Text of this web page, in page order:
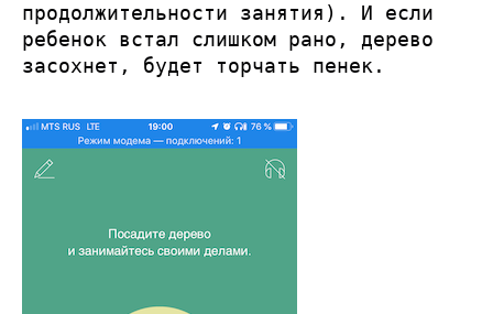
продолжительности занятия). И если
ребенок встал слишком рано, дерево
засохнет, будет торчать пенек.